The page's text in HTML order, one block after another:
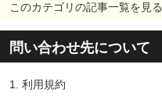
このカテゴリの記事一覧を見る
問い合わせ先について
1. 利用規約